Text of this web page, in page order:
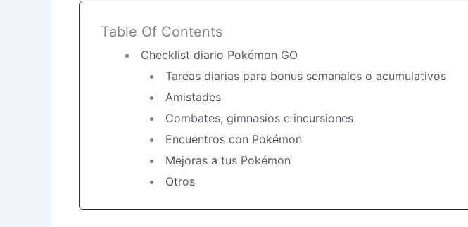
Table Of Contents
Checklist diario Pokémon GO
Tareas diarias para bonus semanales o acumulativos
Amistades
Combates, gimnasios e incursiones
Encuentros con Pokémon
Mejoras a tus Pokémon
Otros